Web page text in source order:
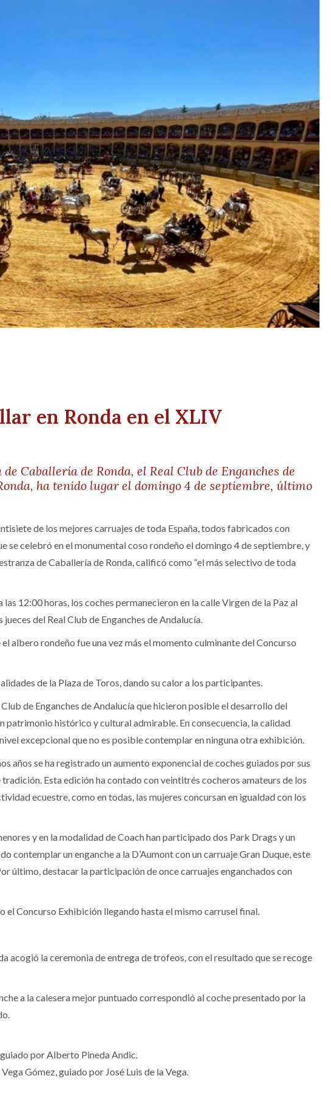
en Ronda en el XLIV
Caballería de Ronda, el Real Club de Enganches de
ha tenido lugar el domingo 4 de septiembre, último
de los mejores carruajes de toda España, todos fabricados con
celebró en el monumental coso rondeño el domingo 4 de septiembre, y
de Caballería de Ronda, calificó como “el más selectivo de toda
12:00 horas, los coches permanecieron en la calle Virgen de la Paz al
del Real Club de Enganches de Andalucía.
albero rondeño fue una vez más el momento culminante del Concurso
de la Plaza de Toros, dando su calor a los participantes.
de Enganches de Andalucía que hicieron posible el desarrollo del
patrimonio histórico y cultural admirable. En consecuencia, la calidad
excepcional que no es posible contemplar en ninguna otra exhibición.
años se ha registrado un aumento exponencial de coches guiados por sus
Esta edición ha contado con veintitrés cocheros amateurs de los
ecuestre, como en todas, las mujeres concursan en igualdad con los
y en la modalidad de Coach han participado dos Park Drags y un
contemplar un enganche a la D’Aumont con un carruaje Gran Duque, este
último, destacar la participación de once carruajes enganchados con
Concurso Exhibición llegando hasta el mismo carrusel final.
acogió la ceremonia de entrega de trofeos, con el resultado que se recoge
a la calesera mejor puntuado correspondió al coche presentado por la
por Alberto Pineda Andic.
Gómez, guiado por José Luis de la Vega.